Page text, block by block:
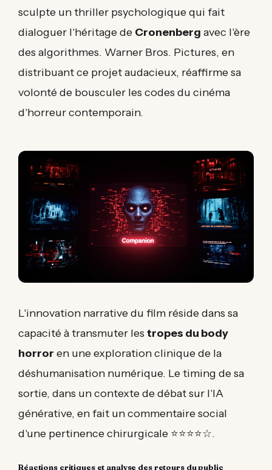
sculpte un thriller psychologique qui fait
dialoguer l'héritage de Cronenberg avec l'ère
des algorithmes. Warner Bros. Pictures, en
distribuant ce projet audacieux, réaffirme sa
volonté de bousculer les codes du cinéma
d'horreur contemporain.
L'innovation narrative du film réside dans sa
capacité à transmuter les tropes du body
horror en une exploration clinique de la
déshumanisation numérique. Le timing de sa
sortie, dans un contexte de débat sur l'IA
générative, en fait un commentaire social
d'une pertinence chirurgicale ⭐⭐⭐⭐☆.
Réactions critiques et analyse des retours du public